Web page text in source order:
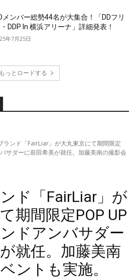
メンバー総勢44名が大集合！「DDフリ
DDP In 横浜アリーナ」詳細発表！
年7月25日
もっとロードする